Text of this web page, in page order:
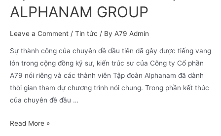
ALPHANAM GROUP
Leave a Comment / Tin tức / By A79 Admin
Sự thành công của chuyên đề đầu tiên đã gây được tiếng vang
lớn trong cộng đồng kỹ sư, kiến trúc sư của Công ty Cổ phần
A79 nói riêng và các thành viên Tập đoàn Alphanam đã dành
thời gian tham dự chương trình nói chung. Trong phần kết thúc
của chuyên đề đầu …
Read More »